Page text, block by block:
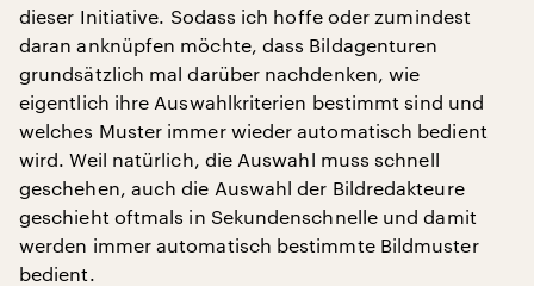
dieser Initiative. Sodass ich hoffe oder zumindest
daran anknüpfen möchte, dass Bildagenturen
grundsätzlich mal darüber nachdenken, wie
eigentlich ihre Auswahlkriterien bestimmt sind und
welches Muster immer wieder automatisch bedient
wird. Weil natürlich, die Auswahl muss schnell
geschehen, auch die Auswahl der Bildredakteure
geschieht oftmals in Sekundenschnelle und damit
werden immer automatisch bestimmte Bildmuster
bedient.